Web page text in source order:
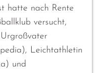
hatte nach Rente
versucht,
Leichtathletin
und